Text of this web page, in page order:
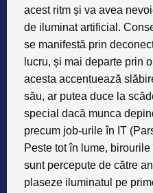
acest ritm și va avea
de iluminat artificial.
se manifestă prin
lucru, și mai departe prin
acesta accentuează
său, ar putea duce la
special dacă munca
precum job-urile în IT
Peste tot în lume,
sunt percepute de către
plaseze iluminatul pe